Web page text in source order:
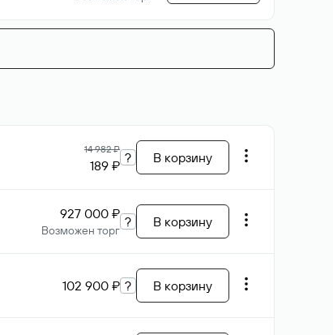
14 982 ₽
189 ₽ ? В корзину
927 000 ₽
Возможен торг
? В корзину
102 900 ₽ ? В корзину